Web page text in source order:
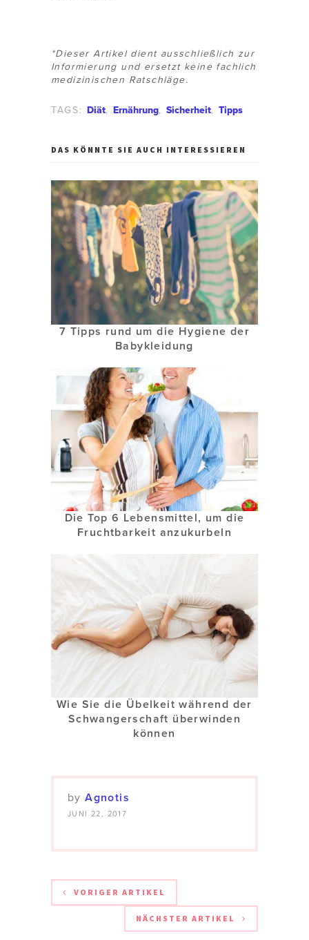
*Dieser Artikel dient ausschließlich zur
Informierung und ersetzt keine fachlich
medizinischen Ratschläge.
TAGS: Diät, Ernährung, Sicherheit, Tipps
DAS KÖNNTE SIE AUCH INTERESSIEREN
7 Tipps rund um die Hygiene der
Babykleidung
Die Top 6 Lebensmittel, um die
Fruchtbarkeit anzukurbeln
Wie Sie die Übelkeit während der
Schwangerschaft überwinden
können
byAgnotis
JUNI 22, 2017
VORIGER ARTIKEL
NÄCHSTER ARTIKEL